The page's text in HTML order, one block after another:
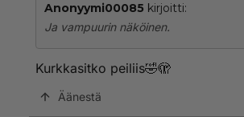
Anonyymi00085 kirjoitti:
Ja vampuurin näköinen.
Kurkkasitko peiliis🤣🫣
Äänestä